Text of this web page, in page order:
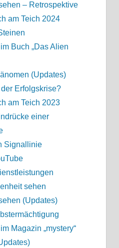
– Retrospektive
am Teich 2024
Buch „Das Alien
(Updates)
Erfolgskrise?
am Teich 2023
einer
Signallinie
sehen
(Updates)
Magazin „mystery“